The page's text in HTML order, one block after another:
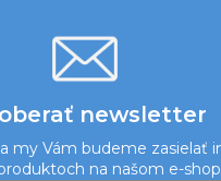
v
ý
p
i
s
u
newsletter
my Vám budeme zasielať
na našom e-